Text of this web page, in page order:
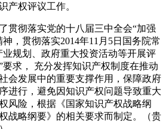
产权评议工作。
贯彻落实党的十八届三中全会“加强
，贯彻落实2014年11月5日国务院常
规划、政府重大投资活动等开展评
求， 充分发挥知识产权制度在推动
会发展中的重要支撑作用，保障政府
进行，避免因知识产权问题导致重大
风险，根据《国家知识产权战略纲
战略纲要》的相关要求而制定。（贵